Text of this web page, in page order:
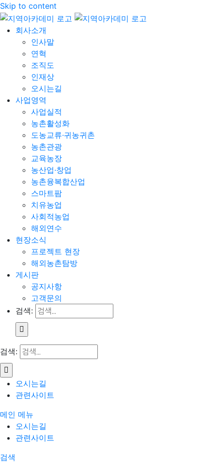
Skip to content
회사소개
인사말
연혁
조직도
인재상
오시는길
사업영역
사업실적
농촌활성화
도농교류·귀농귀촌
농촌관광
교육농장
농산업·창업
농촌융복합산업
스마트팜
치유농업
사회적농업
해외연수
현장소식
프로젝트 현장
해외농촌탐방
게시판
공지사항
고객문의
검색:
검색:
오시는길
관련사이트
메인 메뉴
오시는길
관련사이트
검색